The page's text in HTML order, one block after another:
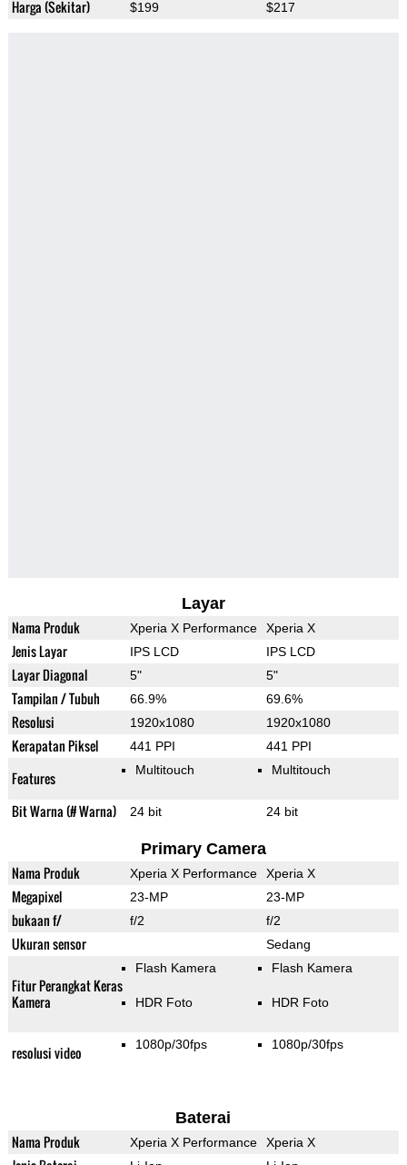
Harga (Sekitar) $199 $217
Layar
Nama Produk Xperia X Performance Xperia X
Jenis Layar IPS LCD IPS LCD
Layar Diagonal 5" 5"
Tampilan / Tubuh 66.9% 69.6%
Resolusi 1920x1080 1920x1080
Kerapatan Piksel 441 PPI 441 PPI
Features Multitouch Multitouch
Bit Warna (# Warna) 24 bit 24 bit
Primary Camera
Nama Produk Xperia X Performance Xperia X
Megapixel 23-MP 23-MP
bukaan f/ f/2 f/2
Ukuran sensor Sedang
Fitur Perangkat Keras
Kamera
Flash Kamera
HDR Foto
Flash Kamera
HDR Foto
resolusi video 1080p/30fps 1080p/30fps
Baterai
Nama Produk Xperia X Performance Xperia X